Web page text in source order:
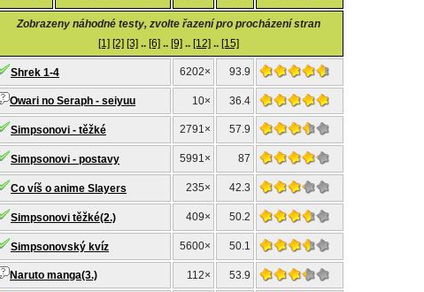
Zobrazeny náhodné testy, zvolte řazení pro procházení stran
[1] [2] [3] .. [6] .. [9] .. [12] .. [15]
Shrek 1-4 6202× 93.9
Owari no Seraph - seiyuu 10× 36.4
Simpsonovi - těžké 2791× 57.9
Simpsonovi - postavy 5991× 87
Co víš o anime Slayers 235× 42.3
Simpsonovi těžké(2.) 409× 50.2
Simpsonovský kvíz 5600× 50.1
Naruto manga(3.) 112× 53.9